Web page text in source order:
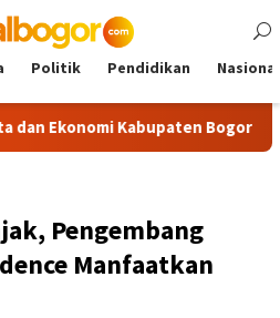
Politik Pendidikan Nasional
Kabupaten Bogor Tour
Pengembang
Manfaatkan